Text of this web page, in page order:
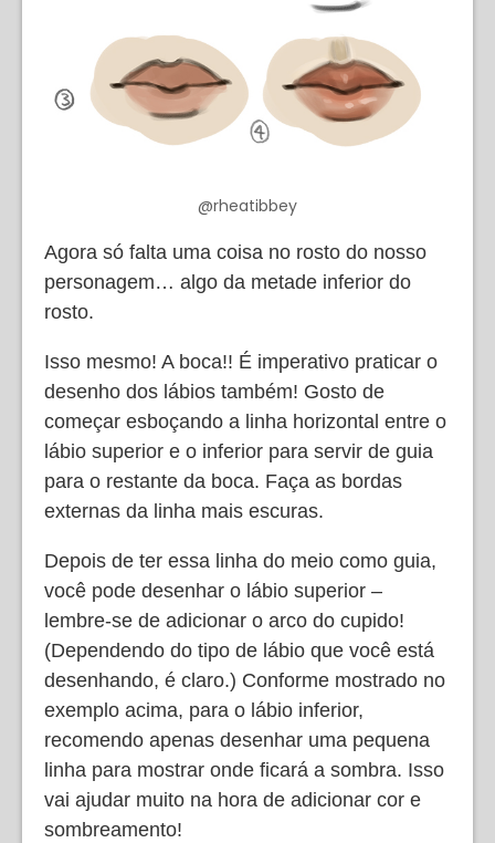
@rheatibbey
Agora só falta uma coisa no rosto do nosso
personagem… algo da metade inferior do
rosto.
Isso mesmo! A boca!! É imperativo praticar o
desenho dos lábios também! Gosto de
começar esboçando a linha horizontal entre o
lábio superior e o inferior para servir de guia
para o restante da boca. Faça as bordas
externas da linha mais escuras.
Depois de ter essa linha do meio como guia,
você pode desenhar o lábio superior –
lembre-se de adicionar o arco do cupido!
(Dependendo do tipo de lábio que você está
desenhando, é claro.) Conforme mostrado no
exemplo acima, para o lábio inferior,
recomendo apenas desenhar uma pequena
linha para mostrar onde ficará a sombra. Isso
vai ajudar muito na hora de adicionar cor e
sombreamento!